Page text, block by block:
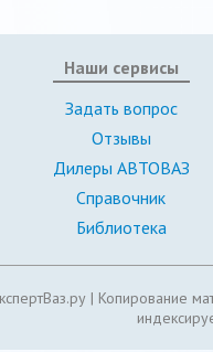
Наши сервисы
Задать вопрос
Отзывы
Дилеры АВТОВАЗ
Справочник
Библиотека
| Копирование